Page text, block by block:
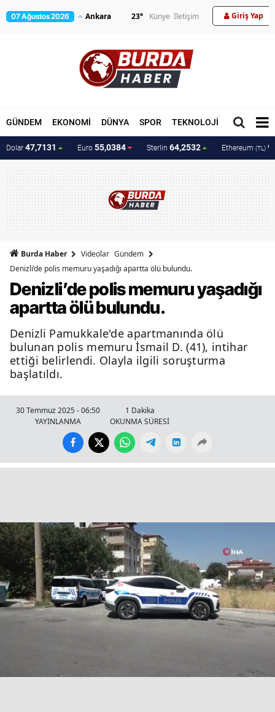
07 Ağustos 2026 23° Künye İletişim Giriş Yap
GÜNDEM EKONOMİ DÜNYA SPOR TEKNOLOJİ MAGAZİN
Dolar 47,7131 Euro 55,0384 Sterlin 64,2532 Ethereum (TL)
Burda Haber Videolar Gündem
Denizli’de polis memuru yaşadığı apartta ölü bulundu.
Denizli’de polis memuru yaşadığı
apartta ölü bulundu.
Denizli Pamukkale'de apartmanında ölü
bulunan polis memuru İsmail D. (41), intihar
ettiği belirlendi. Olayla ilgili soruşturma
başlatıldı.
30 Temmuz 2025 - 06:50
YAYINLANMA
1 Dakika
OKUNMA SÜRESİ